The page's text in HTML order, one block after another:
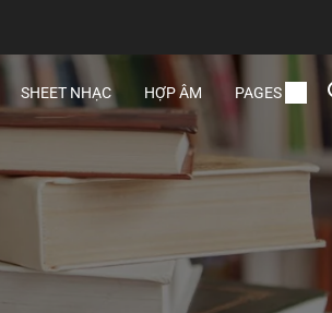
SHEET NHẠC HỢP ÂM PAGES